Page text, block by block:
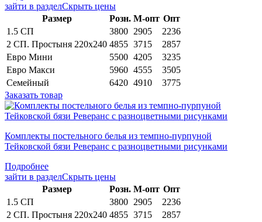
зайти в разделСкрыть цены
Раз­мер
Розн. М-опт Опт
1.5 СП
3800 2905
2236
2 СП. Простыня 220х240 4855 3715
2857
Евро Мини
5500 4205
3235
Евро Макси
5960 4555
3505
Семейный
6420 4910
3775
Заказать товар
Комплекты постельного белья из темпно-пурпуной
Тейковской бязи Реверанс с разноцветными рисунками
Подробнее
зайти в разделСкрыть цены
Раз­мер
Розн. М-опт Опт
1.5 СП
3800 2905
2236
2 СП. Простыня 220х240 4855 3715
2857